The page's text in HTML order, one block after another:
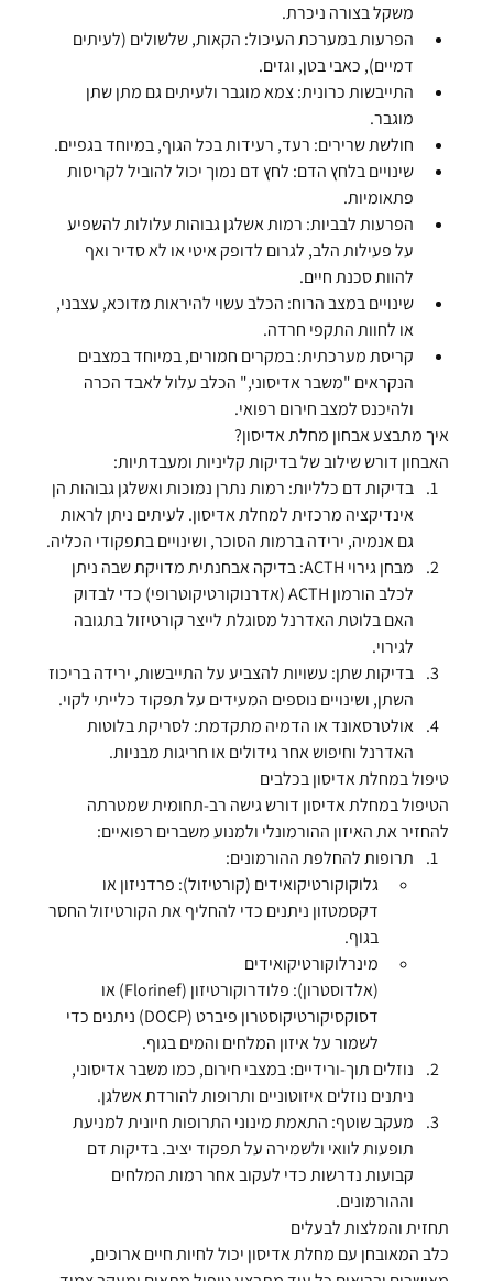
משקל בצורה ניכרת.
הפרעות במערכת העיכול: הקאות, שלשולים (לעיתים
דמיים), כאבי בטן, וגזים.
התייבשות כרונית: צמא מוגבר ולעיתים גם מתן שתן
מוגבר.
חולשת שרירים: רעד, רעידות בכל הגוף, במיוחד בגפיים.
שינויים בלחץ הדם: לחץ דם נמוך יכול להוביל לקריסות
פתאומיות.
הפרעות לבביות: רמות אשלגן גבוהות עלולות להשפיע
על פעילות הלב, לגרום לדופק איטי או לא סדיר ואף
להוות סכנת חיים.
שינויים במצב הרוח: הכלב עשוי להיראות מדוכא, עצבני,
או לחוות התקפי חרדה.
קריסת מערכתית: במקרים חמורים, במיוחד במצבים
הנקראים "משבר אדיסוני," הכלב עלול לאבד הכרה
ולהיכנס למצב חירום רפואי.
איך מתבצע אבחון מחלת אדיסון?
האבחון דורש שילוב של בדיקות קליניות ומעבדתיות:
בדיקות דם כלליות: רמות נתרן נמוכות ואשלגן גבוהות הן
אינדיקציה מרכזית למחלת אדיסון. לעיתים ניתן לראות
גם אנמיה, ירידה ברמות הסוכר, ושינויים בתפקודי הכליה.
מבחן גירוי ACTH:
בדיקה אבחנתית מדויקת שבה ניתן
לכלב הורמון ACTH (אדרנוקורטיקוטרופי) כדי לבדוק
האם בלוטת האדרנל מסוגלת לייצר קורטיזול בתגובה
לגירוי.
בדיקות שתן: עשויות להצביע על התייבשות, ירידה בריכוז
השתן, ושינויים נוספים המעידים על תפקוד כלייתי לקוי.
אולטרסאונד או הדמיה מתקדמת: לסריקת בלוטות
האדרנל וחיפוש אחר גידולים או חריגות מבניות.
טיפול במחלת אדיסון בכלבים
הטיפול במחלת אדיסון דורש גישה רב-תחומית שמטרתה
להחזיר את האיזון ההורמונלי ולמנוע משברים רפואיים:
תרופות להחלפת ההורמונים:
גלוקוקורטיקואידים (קורטיזול): פרדניזון או
דקסמטזון ניתנים כדי להחליף את הקורטיזול החסר
בגוף.
מינרלוקורטיקואידים
(אלדוסטרון):
פלודרוקורטיזון (Florinef) או
דסוקסיקורטיקוסטרון פיברט (DOCP) ניתנים כדי
לשמור על איזון המלחים והמים בגוף.
נוזלים תוך-ורידיים: במצבי חירום, כמו משבר אדיסוני,
ניתנים נוזלים איזוטוניים ותרופות להורדת אשלגן.
מעקב שוטף: התאמת מינוני התרופות חיונית למניעת
תופעות לוואי ולשמירה על תפקוד יציב. בדיקות דם
קבועות נדרשות כדי לעקוב אחר רמות המלחים
וההורמונים.
תחזית והמלצות לבעלים
כלב המאובחן עם מחלת אדיסון יכול לחיות חיים ארוכים,